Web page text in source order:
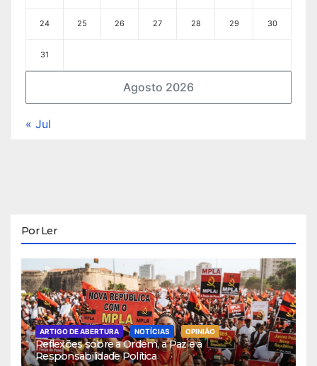
Agosto 2026
24 25 26 27 28 29 30
31
« Jul
Por Ler
ARTIGO DE ABERTURA NOTÍCIAS OPINIÃO
Reflexões sobre a Ordem, a Paz e a
Responsabilidade Política